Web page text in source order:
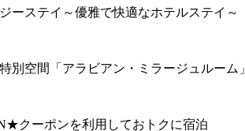
ーステイ～優雅で快適なホテルステイ～
別空間「アラビアン・ミラージュルーム
クーポンを利用しておトクに宿泊